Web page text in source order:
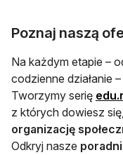
Poznaj naszą
Na każdym etapie –
codzienne działanie
Tworzymy serię
z których dowiesz
organizację
Odkryj nasze